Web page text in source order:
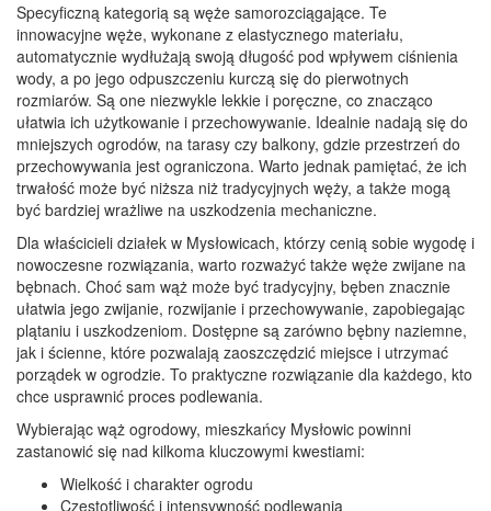
Specyficzną kategorią są węże samorozciągające. Te
innowacyjne węże, wykonane z elastycznego materiału,
automatycznie wydłużają swoją długość pod wpływem ciśnienia
wody, a po jego odpuszczeniu kurczą się do pierwotnych
rozmiarów. Są one niezwykle lekkie i poręczne, co znacząco
ułatwia ich użytkowanie i przechowywanie. Idealnie nadają się do
mniejszych ogrodów, na tarasy czy balkony, gdzie przestrzeń do
przechowywania jest ograniczona. Warto jednak pamiętać, że ich
trwałość może być niższa niż tradycyjnych węży, a także mogą
być bardziej wrażliwe na uszkodzenia mechaniczne.
Dla właścicieli działek w Mysłowicach, którzy cenią sobie wygodę i
nowoczesne rozwiązania, warto rozważyć także węże zwijane na
bębnach. Choć sam wąż może być tradycyjny, bęben znacznie
ułatwia jego zwijanie, rozwijanie i przechowywanie, zapobiegając
plątaniu i uszkodzeniom. Dostępne są zarówno bębny naziemne,
jak i ścienne, które pozwalają zaoszczędzić miejsce i utrzymać
porządek w ogrodzie. To praktyczne rozwiązanie dla każdego, kto
chce usprawnić proces podlewania.
Wybierając wąż ogrodowy, mieszkańcy Mysłowic powinni
zastanowić się nad kilkoma kluczowymi kwestiami:
Wielkość i charakter ogrodu
Częstotliwość i intensywność podlewania